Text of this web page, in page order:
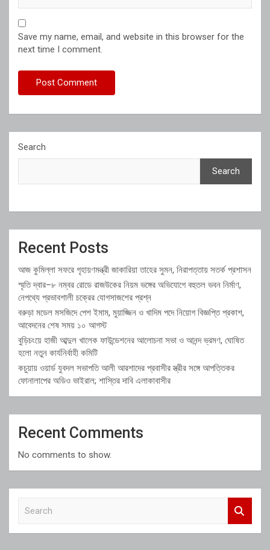
Save my name, email, and website in this browser for the
next time I comment.
Search
Search
Recent Posts
আজ কুমিল্লা সফরে গৃহায়ণমন্ত্রী জাকারিয়া তাহের সুমন, নিরাপত্তায় সতর্ক প্রশাসন
স্মৃতি দ্বার–৮ নম্বর রোডে রাজউকের নিয়ম ভঙ্গের অভিযোগে বহুতল ভবন নির্মাণ,
নেপথ্যে প্রভাবশালী চক্রের যোগসাজশের প্রশ্ন
বরুড়া মডেল মসজিদে পেশ ইমাম, মুয়াজ্জিন ও খাদিম পদে নিয়োগ বিজ্ঞপ্তি প্রকাশ,
আবেদনের শেষ সময় ১০ আগস্ট
বুড়িচংয়ে হাজী আব্দুল খালেক ফাউন্ডেশনের আলোচনা সভা ও আনন্দ ভ্রমণ, ঘোষিত
হলো নতুন কার্যনির্বাহী কমিটি
কচুয়ায় ওয়ার্ড যুবদল সভাপতি আলী আরশাদের প্রবাসীর স্ত্রীর সঙ্গে আপত্তিকর
ফোনালাপের অডিও ভাইরাল; শাস্তির দাবি এলাকাবাসীর
Recent Comments
No comments to show.